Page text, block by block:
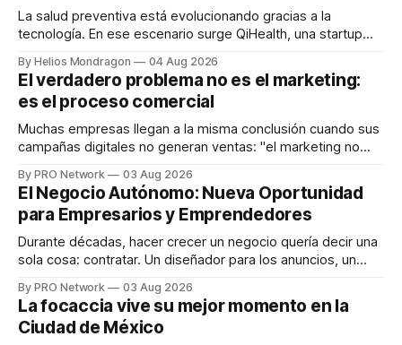
La salud preventiva está evolucionando gracias a la
tecnología. En ese escenario surge QiHealth, una startup
dispositivos inteligentes, inteligencia artificial y monitoreo
en tiempo real para ayudar a las personas a tomar mejores
decisiones sobre su salud metabólica. Su propuesta busca
responder
By Helios Mondragon 04 Aug 2026
El verdadero problema no es el marketing:
es el proceso comercial
Muchas empresas llegan a la misma conclusión cuando sus
campañas digitales no generan ventas: "el marketing no
INTERIUS, el problema suele estar en otro lugar. Durante
una entrevista para el podcast SER PRO, el especialista en
marketing digital explicó que
By PRO Network 03 Aug 2026
El Negocio Autónomo: Nueva Oportunidad
para Empresarios y Emprendedores
Durante décadas, hacer crecer un negocio quería decir una
sola cosa: contratar. Un diseñador para los anuncios, un
para los textos, alguien que supiera de publicidad digital
para encontrar prospectos, un vendedor para atender
llamadas y mensajes, y —con suerte— una persona
By PRO Network 03 Aug 2026
La focaccia vive su mejor momento en la
Ciudad de México